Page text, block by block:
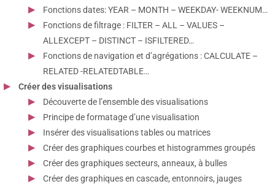
Fonctions dates: YEAR – MONTH – WEEKDAY- WEEKNUM…
Fonctions de filtrage : FILTER – ALL – VALUES –
ALLEXCEPT – DISTINCT – ISFILTERED…
Fonctions de navigation et d’agrégations : CALCULATE –
RELATED -RELATEDTABLE…
Créer des visualisations
Découverte de l’ensemble des visualisations
Principe de formatage d’une visualisation
Insérer des visualisations tables ou matrices
Créer des graphiques courbes et histogrammes groupés
Créer des graphiques secteurs, anneaux, à bulles
Créer des graphiques en cascade, entonnoirs, jauges